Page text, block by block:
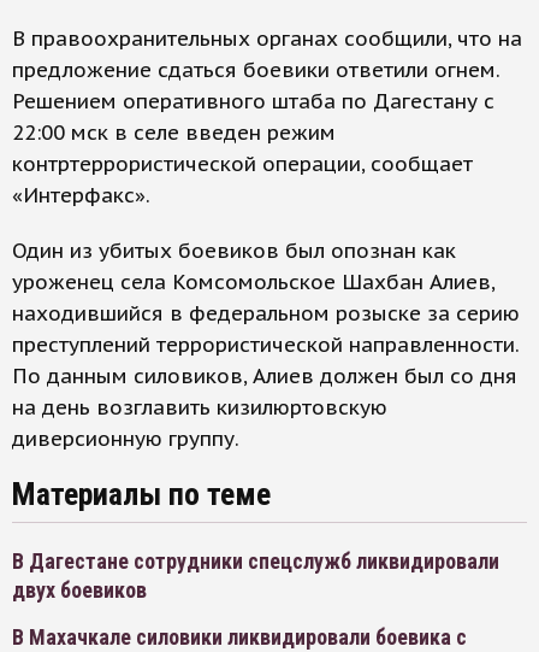
В правоохранительных органах сообщили, что на
предложение сдаться боевики ответили огнем.
Решением оперативного штаба по Дагестану с
22:00 мск в селе введен режим
контртеррористической операции, сообщает
«Интерфакс».
Один из убитых боевиков был опознан как
уроженец села Комсомольское Шахбан Алиев,
находившийся в федеральном розыске за серию
преступлений террористической направленности.
По данным силовиков, Алиев должен был со дня
на день возглавить кизилюртовскую
диверсионную группу.
Материалы по теме
В Дагестане сотрудники спецслужб ликвидировали
двух боевиков
В Махачкале силовики ликвидировали боевика с